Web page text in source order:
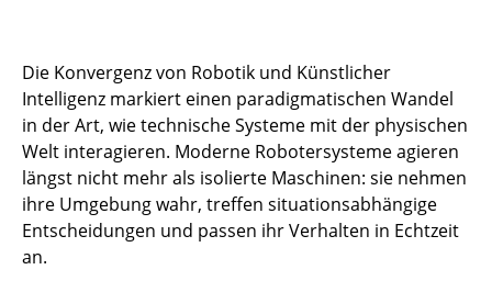
Die Konvergenz von Robotik und Künstlicher
Intelligenz markiert einen paradigmatischen Wandel
in der Art, wie technische Systeme mit der physischen
Welt interagieren. Moderne Robotersysteme agieren
längst nicht mehr als isolierte Maschinen: sie nehmen
ihre Umgebung wahr, treffen situationsabhängige
Entscheidungen und passen ihr Verhalten in Echtzeit
an.